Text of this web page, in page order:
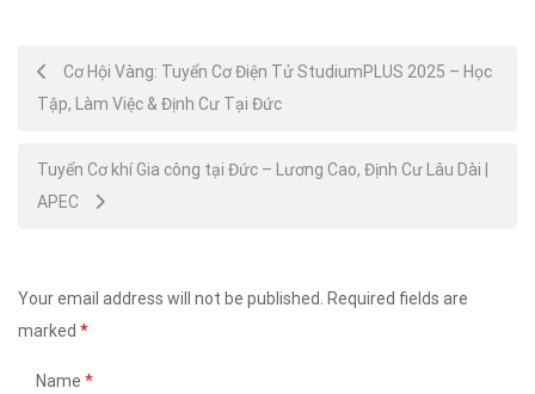
Post
navigation
Cơ Hội Vàng: Tuyển Cơ Điện Tử StudiumPLUS 2025 – Học
Tập, Làm Việc & Định Cư Tại Đức
Tuyển Cơ khí Gia công tại Đức – Lương Cao, Định Cư Lâu Dài |
APEC
Your email address will not be published.
Required fields are
marked *
Name *